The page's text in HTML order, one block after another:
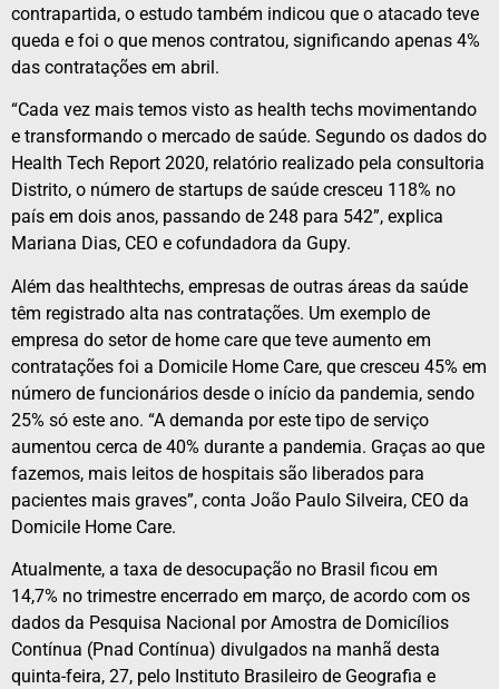
contrapartida, o estudo também indicou que o atacado teve
queda e foi o que menos contratou, significando apenas 4%
das contratações em abril.
“Cada vez mais temos visto as health techs movimentando
e transformando o mercado de saúde. Segundo os dados do
Health Tech Report 2020, relatório realizado pela consultoria
Distrito, o número de startups de saúde cresceu 118% no
país em dois anos, passando de 248 para 542”, explica
Mariana Dias, CEO e cofundadora da Gupy.
Além das healthtechs, empresas de outras áreas da saúde
têm registrado alta nas contratações. Um exemplo de
empresa do setor de home care que teve aumento em
contratações foi a Domicile Home Care, que cresceu 45% em
número de funcionários desde o início da pandemia, sendo
25% só este ano. “A demanda por este tipo de serviço
aumentou cerca de 40% durante a pandemia. Graças ao que
fazemos, mais leitos de hospitais são liberados para
pacientes mais graves”, conta João Paulo Silveira, CEO da
Domicile Home Care.
Atualmente, a taxa de desocupação no Brasil ficou em
14,7% no trimestre encerrado em março, de acordo com os
dados da Pesquisa Nacional por Amostra de Domicílios
Contínua (Pnad Contínua) divulgados na manhã desta
quinta-feira, 27, pelo Instituto Brasileiro de Geografia e